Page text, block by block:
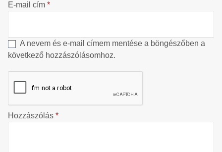
E-mail cím *
A nevem és e-mail címem mentése a böngészőben a
következő hozzászólásomhoz.
Hozzászólás *